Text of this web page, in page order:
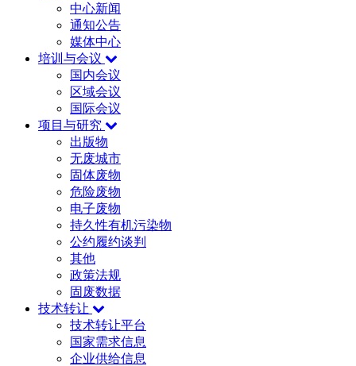
中心新闻
通知公告
媒体中心
培训与会议
国内会议
区域会议
国际会议
项目与研究
出版物
无废城市
固体废物
危险废物
电子废物
持久性有机污染物
公约履约谈判
其他
政策法规
固废数据
技术转让
技术转让平台
国家需求信息
企业供给信息